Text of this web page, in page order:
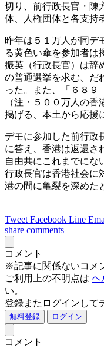
切り、前行政長官・陳
体、人権団体と各支持
昨年は５１万人が同デ
る黄色い傘を参加者は
振英（行政長官）は辞
の普通選挙を求む、だ
った。また、「６８９
（注・５００万人の
掲げる、本土から応援
デモに参加した前行政
に答え、香港は返還さ
自由共にこれまでにな
行政長官は香港社会に
港の間に亀裂を深めた
Tweet Facebook Line
share comments
コメント
※記事に関係ないコメ
ご利用上の不明点は ヘ
い。
登録またログインして
無料登録 ログイン
コメント